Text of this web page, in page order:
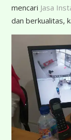
mencari Jasa
dan berkualitas,